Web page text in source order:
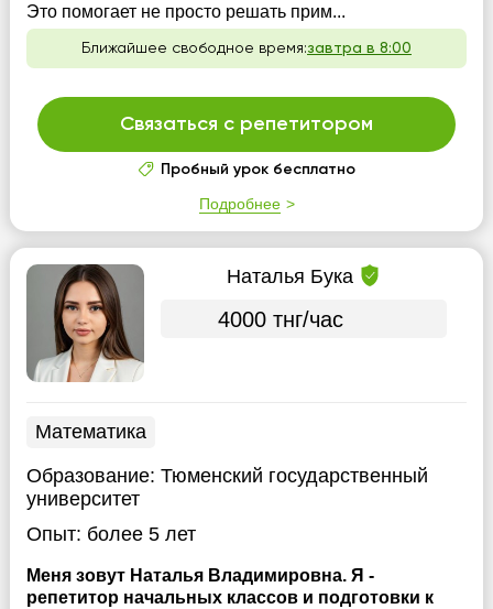
Это помогает не просто решать прим...
Ближайшее свободное время:завтра в 8:00
Связаться с репетитором
Пробный урок бесплатно
Подробнее
Наталья Бука
4000 тнг/час
Математика
Образование: Тюменский государственный
университет
Опыт: более 5 лет
Меня зовут Наталья Владимировна. Я -
репетитор начальных классов и подготовки к